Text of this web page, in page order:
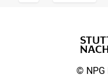
© NPG